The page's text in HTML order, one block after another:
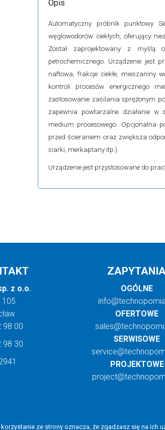
Opis
Automatyczny próbnik punktowy
węglowodorów ciekłych, oferujący
Został zaprojektowany z myślą
petrochemicznego. Urządzenie jest
naftowa, frakcje ciekłe, mieszaniny
kontroli procesów energicznego
zastosowanie zasilania sprężonym
zapewnia powtarzalne działanie w
medium procesowego. Opcjonalna
przed ścieraniem oraz zwiększa
siarki, merkaptany itp.).
Urządzenie jest przystosowane do
z o.o.
105
98 00
98 30
OGÓLNE
OFERTOWE
SERWISOWE
PROJEKTOWE
ze strony oznacza, że zgadzasz się na ich